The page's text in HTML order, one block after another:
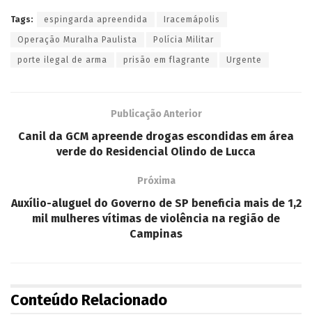
Tags: espingarda apreendida Iracemápolis
Operação Muralha Paulista Polícia Militar
porte ilegal de arma prisão em flagrante Urgente
Publicação Anterior
Canil da GCM apreende drogas escondidas em área
verde do Residencial Olindo de Lucca
Próxima
Auxílio-aluguel do Governo de SP beneficia mais de 1,2
mil mulheres vítimas de violência na região de
Campinas
Conteúdo Relacionado